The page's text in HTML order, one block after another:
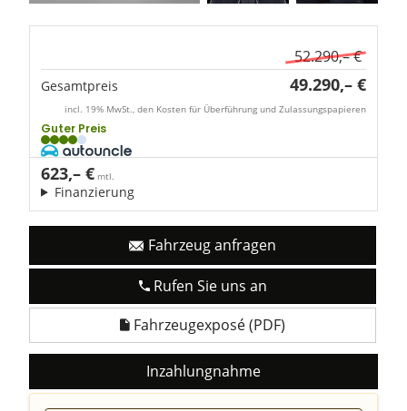
52.290,– €
Gesamtpreis 49.290,– €
incl. 19% MwSt., den Kosten für Überführung und Zulassungspapieren
Guter Preis
623,– € mtl.
Finanzierung
Rufen Sie uns an
Fahrzeug anfragen
Fahrzeugexposé (PDF)
Inzahlungnahme